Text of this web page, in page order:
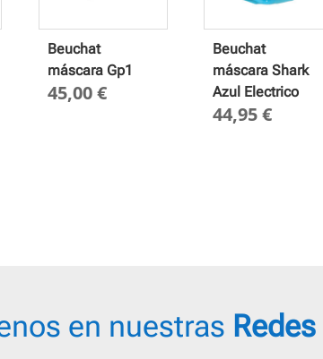
Beuchat
máscara Gp1
45,00€
Beuchat
máscara Shark
Azul Electrico
44,95€
en nuestras